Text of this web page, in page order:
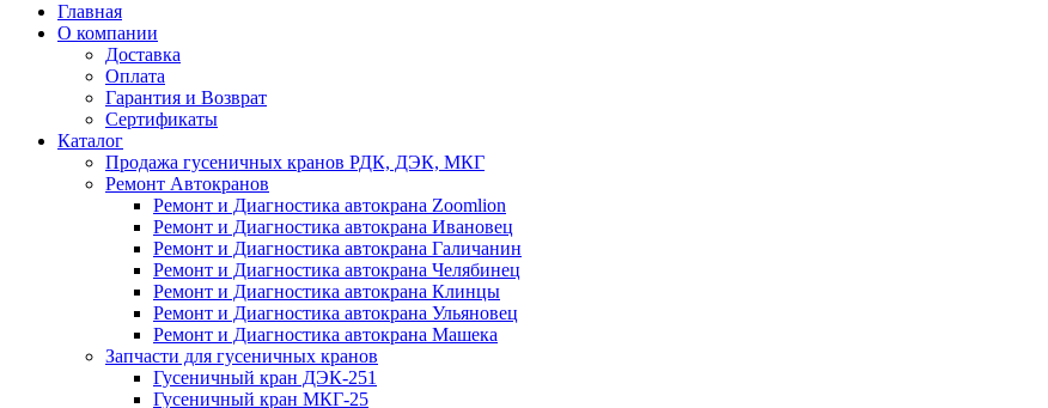
Главная
О компании
Доставка
Оплата
Гарантия и Возврат
Сертификаты
Каталог
Продажа гусеничных кранов РДК, ДЭК, МКГ
Ремонт Автокранов
Ремонт и Диагностика автокрана Zoomlion
Ремонт и Диагностика автокрана Ивановец
Ремонт и Диагностика автокрана Галичанин
Ремонт и Диагностика автокрана Челябинец
Ремонт и Диагностика автокрана Клинцы
Ремонт и Диагностика автокрана Ульяновец
Ремонт и Диагностика автокрана Машека
Запчасти для гусеничных кранов
Гусеничный кран ДЭК-251
Гусеничный кран МКГ-25